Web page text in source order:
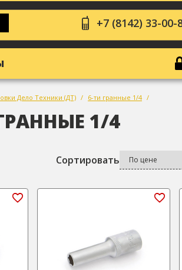
+7 (8142) 33-00-
Дело Техники (ДТ) 6-ти гранные 1/4
1/4
Сортировать